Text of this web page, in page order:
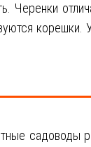
Черенки
садоводы